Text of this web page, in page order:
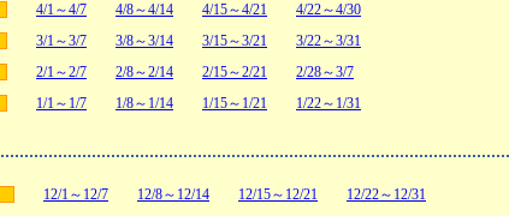
4/1～4/7 4/8～4/14 4/15～4/21
4/22～4/30
3/1～3/7 3/8～3/14 3/15～3/21
3/22～3/31
2/1～2/7 2/8～2/14 2/15～2/21
2/28～3/7
1/1～1/7 1/8～1/14 1/15～1/21 1/22～1/31
12/1～12/7 12/8～12/14 12/15～12/21
12/22～12/31